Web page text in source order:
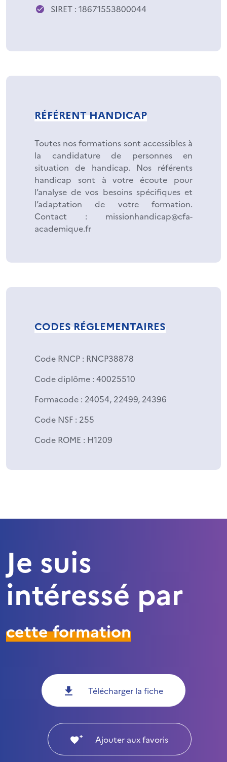
SIRET : 18671553800044
RÉFÉRENT HANDICAP
Toutes nos formations sont accessibles à
la candidature de personnes en
situation de handicap. Nos référents
handicap sont à votre écoute pour
l’analyse de vos besoins spécifiques et
l’adaptation de votre formation.
Contact : missionhandicap@cfa-
academique.fr
CODES RÉGLEMENTAIRES
Code RNCP : RNCP38878
Code diplôme : 40025510
Formacode : 24054, 22499, 24396
Code NSF : 255
Code ROME : H1209
Je suis
intéressé par
cette formation
Télécharger la fiche
Ajouter aux favoris